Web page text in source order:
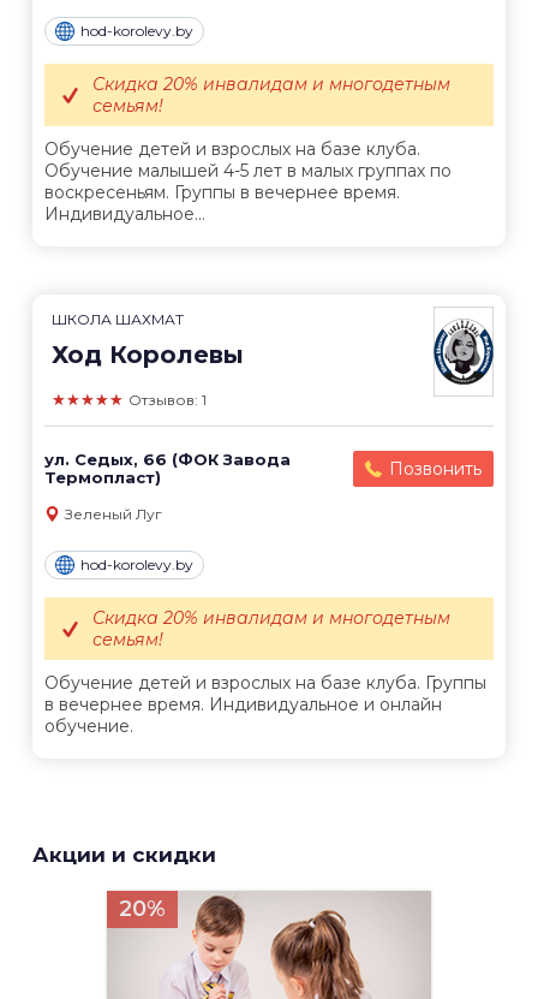
hod-korolevy.by
Обучение детей и взрослых на базе клуба.
Обучение малышей 4-5 лет в малых группах по
воскресеньям. Группы в вечернее время.
Индивидуальное...
Скидка 20% инвалидам и многодетным
семьям!
ШКОЛА ШАХМАТ
Ход Королевы
★★★★★ Отзывов: 1
ул. Седых, 66 (ФОК Завода
Термопласт)
Позвонить
Зеленый Луг
hod-korolevy.by
Обучение детей и взрослых на базе клуба. Группы
в вечернее время. Индивидуальное и онлайн
обучение.
Скидка 20% инвалидам и многодетным
семьям!
Акции и скидки
20%